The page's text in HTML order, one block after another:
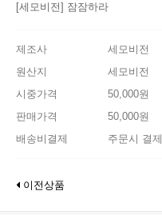
[세모비전] 잠잠하라
제조사
세모비전
원산지
세모비전
시중가격
50,000원
판매가격
50,000원
배송비결제
주문시 결제
이전상품